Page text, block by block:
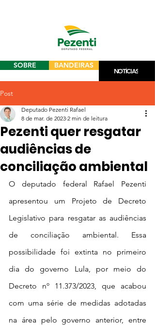
SOBRE BANDEIRAS
NOTÍCIAS
Post
Pezenti quer resgatar
audiências de
conciliação ambiental
Deputado Pezenti Rafael
8 de mar. de 2023 2 min de leitura
O deputado federal Rafael Pezenti
apresentou um Projeto de Decreto
Legislativo para resgatar as audiências
de conciliação ambiental. Essa
possibilidade foi extinta no primeiro
dia do governo Lula, por meio do
Decreto nº 11.373/2023, que acabou
com uma série de medidas adotadas
na área pelo governo anterior, entre